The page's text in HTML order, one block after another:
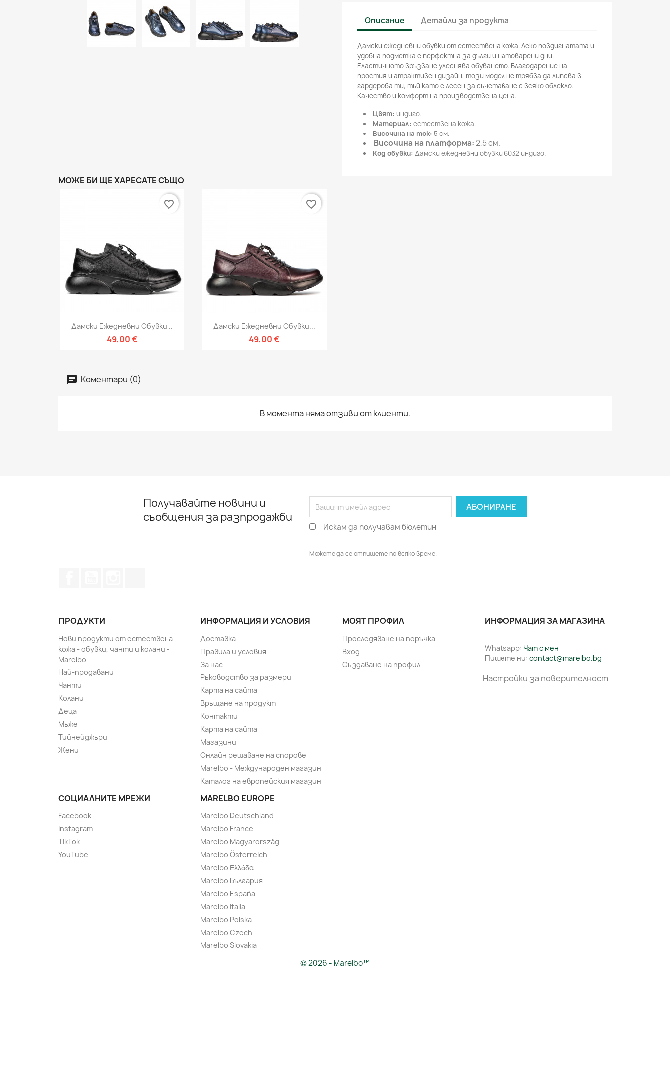
Описание Детайли за продукта
Дамски ежедневни обувки от естествена кожа. Леко повдигнатата и
удобна подметка е перфектна за дълги и натоварени дни.
Еластичното връзване улеснява обуването. Благодарение на
простия и атрактивен дизайн, този модел не трябва да липсва в
гардероба ти, тъй като е лесен за съчетаване с всяко облекло.
Качество и комфорт на производствена цена.
Цвят: индиго.
Материал: естествена кожа.
Височина на ток: 5 см.
Височина на платформа:2,5 см.
Код обувки: Дамски ежедневни обувки 6032 индиго.
МОЖЕ БИ ЩЕ ХАРЕСАТЕ СЪЩО
 Бърз преглед
Дамски Ежедневни Обувки...
49,00 €
favorite_border
 Бърз преглед
Дамски Ежедневни Обувки...
49,00 €
favorite_border
Коментари (0)
В момента няма отзиви от клиенти.
Получавайте новини и
съобщения за разпродажби
Искам да получавам бюлетин
Можете да се отпишете по всяко време.
ПРОДУКТИ
Нови продукти от естествена
кожа - обувки, чанти и колани -
Marelbo
Най-продавани
Чанти
Колани
Деца
Мъже
Тийнейджъри
Жени
ИНФОРМАЦИЯ И УСЛОВИЯ
Доставка
Правила и условия
За нас
Ръководство за размери
Карта на сайта
Връщане на продукт
Контакти
Карта на сайта
Магазини
Онлайн решаване на спорове
Marelbo - Международен магазин
Каталог на европейския магазин
СОЦИАЛНИТЕ МРЕЖИ
Facebook
Instagram
TikTok
YouTube
MARELBO EUROPE
Marelbo Deutschland
Marelbo France
Marelbo Magyarország
Marelbo Österreich
Marelbo Ελλάδα
Marelbo България
Marelbo España
Marelbo Italia
Marelbo Polska
Marelbo Czech
Marelbo Slovakia
МОЯТ ПРОФИЛ
Проследяване на поръчка
Вход
Създаване на профил
ИНФОРМАЦИЯ ЗА МАГАЗИНА
Whatsapp: Чат с мен
Пишете ни: contact@marelbo.bg
Настройки за поверителност
© 2026 - Marelbo™